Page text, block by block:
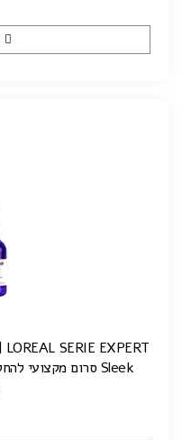
Sleek סרום מקצועי להחלקה ושליטה בפריזיות | 500 מ”ל